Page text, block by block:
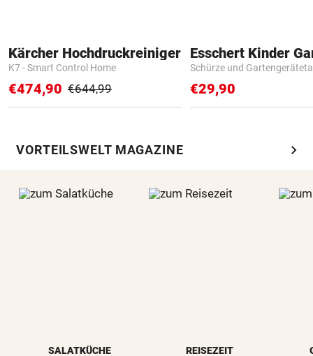
Kärcher Hochdruckreiniger
K7 - Smart Control Home
€474,90 €644,99
Schürze und
€29,90
VORTEILSWELT MAGAZINE chevron_right
SALATKÜCHE REISEZEIT